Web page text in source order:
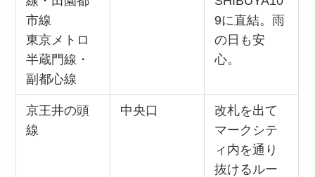
市線
東京メトロ
半蔵門線・
副都心線
9に直結。雨
の日も安
心。
京王井の頭
線
中央口
改札を出て
マークシテ
ィ内を通り
抜けるルー